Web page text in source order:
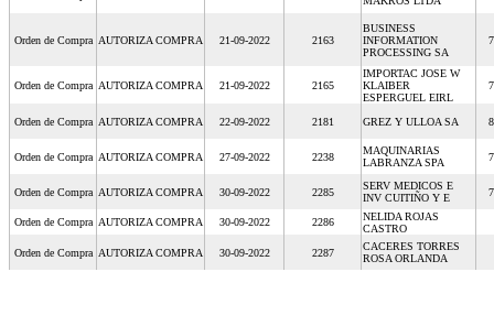
Orden de Compra AUTORIZA COMPRA 21-09-2022 2163
BUSINESS
INFORMATION
PROCESSING SA
Orden de Compra AUTORIZA COMPRA 21-09-2022 2165
IMPORTAC JOSE W
KLAIBER
ESPERGUEL EIRL
Orden de Compra AUTORIZA COMPRA 22-09-2022 2181 GREZ Y ULLOA SA
Orden de Compra AUTORIZA COMPRA 27-09-2022 2238
MAQUINARIAS
LABRANZA SPA
Orden de Compra AUTORIZA COMPRA 30-09-2022 2285
SERV MEDICOS E
INV CUITIÑO Y E
Orden de Compra AUTORIZA COMPRA 30-09-2022 2286
NELIDA ROJAS
CASTRO
Orden de Compra AUTORIZA COMPRA 30-09-2022 2287
CACERES TORRES
ROSA ORLANDA